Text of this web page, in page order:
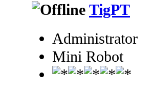
TigPT
Administrator
Mini Robot